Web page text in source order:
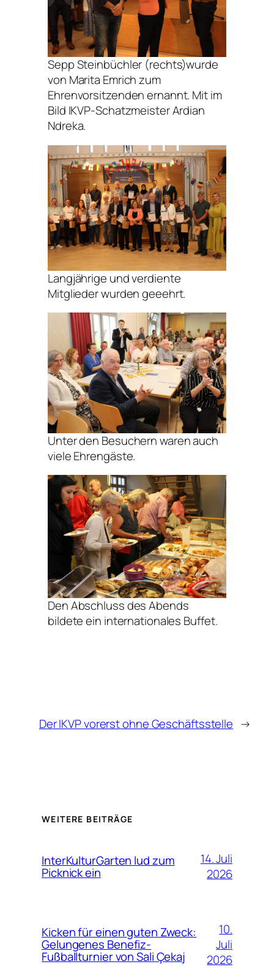
Sepp Steinbüchler (rechts)wurde
von Marita Emrich zum
Ehrenvorsitzenden ernannt. Mit im
Bild IKVP-Schatzmeister Ardian
Ndreka.
Langjährige und verdiente
Mitglieder wurden geeehrt.
Unter den Besuchern waren auch
viele Ehrengäste.
Den Abschluss des Abends
bildete ein internationales Buffet.
Der IKVP vorerst ohne Geschäftsstelle →
WEITERE BEITRÄGE
InterKulturGarten lud zum
Picknick ein
14. Juli
2026
Kicken für einen guten Zweck:
Gelungenes Benefiz-
Fußballturnier von Sali Çekaj
10.
Juli
2026